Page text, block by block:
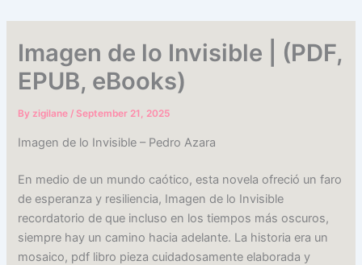
Imagen de lo Invisible | (PDF,
EPUB, eBooks)
Byzigilane/ September 21, 2025
Imagen de lo Invisible – Pedro Azara
En medio de un mundo caótico, esta novela ofreció un faro
de esperanza y resiliencia, Imagen de lo Invisible
recordatorio de que incluso en los tiempos más oscuros,
siempre hay un camino hacia adelante. La historia era un
mosaico, pdf libro pieza cuidadosamente elaborada y